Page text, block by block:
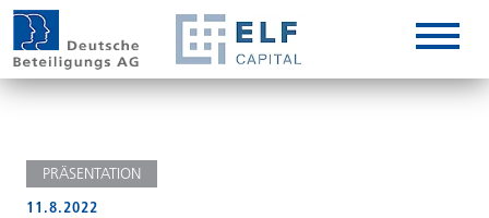
PRÄSENTATION
11.8.2022